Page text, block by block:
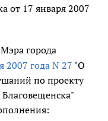
от 17 января 2007
города
2007 года N 27 "О
по проекту
Благовещенска"